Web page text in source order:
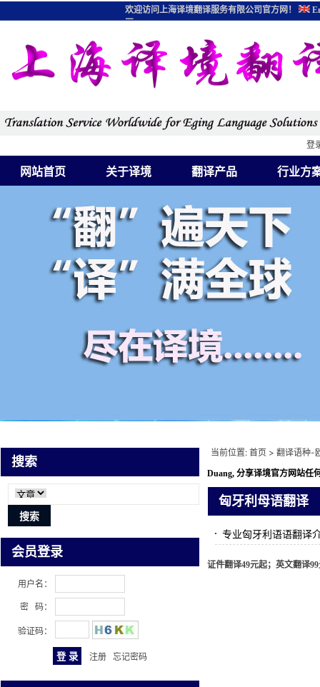
网站首页 关于译境 翻译产品 行业方
登
欢迎访问上海译境翻译服务有限公司官方网！
图
搜索
会员登录
用户名：
密 码：
验证码：
注册 忘记密码
当前位置: 首页 > 翻译语种-
Duang, 分享译境官方网站任
匈牙利母语翻译
专业匈牙利语语翻译
证件翻译49元起；英文翻译